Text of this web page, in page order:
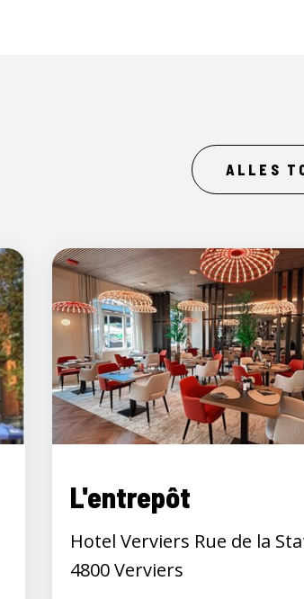
ALLES
L'entrepôt
Hotel Verviers Rue de la
4800 Verviers